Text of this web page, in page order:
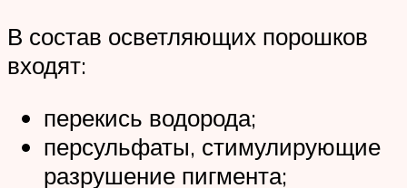
В состав осветляющих порошков
входят:
перекись водорода;
персульфаты, стимулирующие
разрушение пигмента;